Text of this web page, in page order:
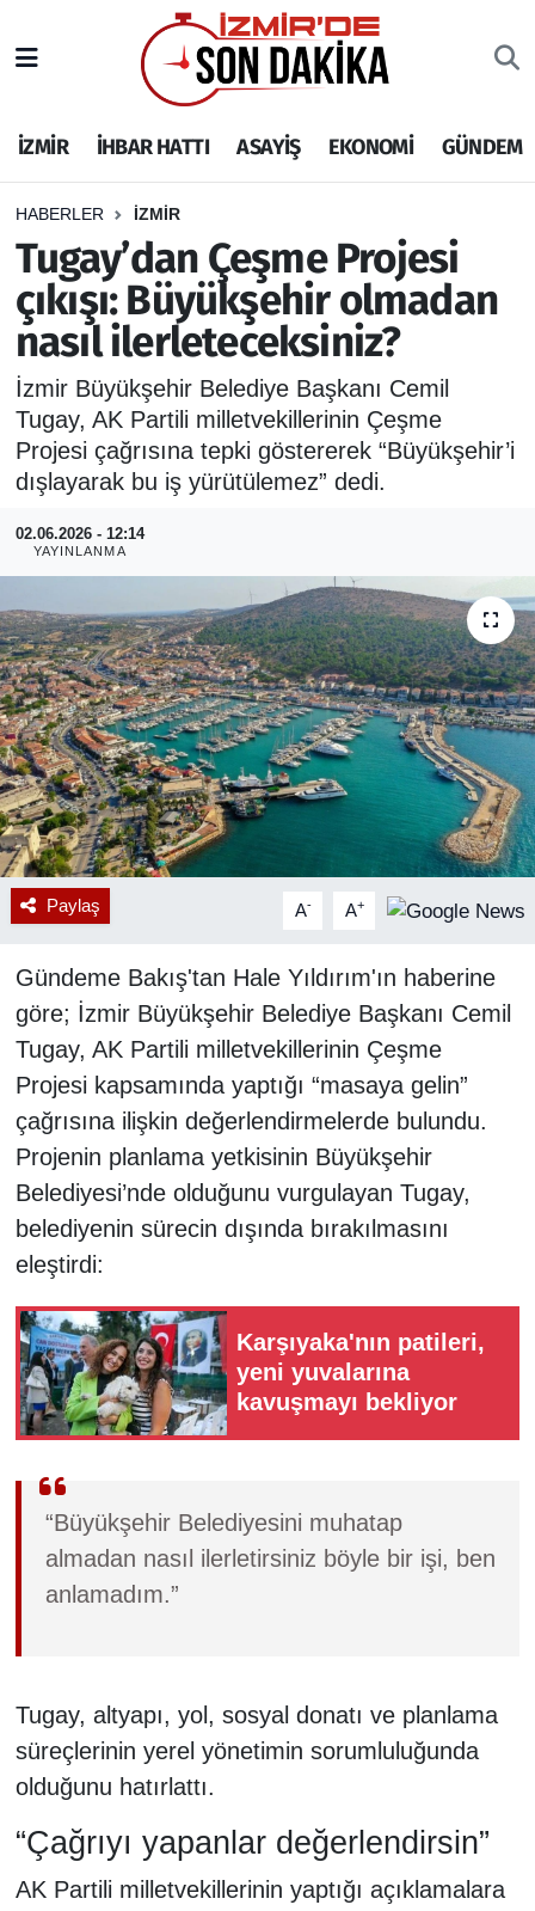
İZMİR İHBAR HATTI ASAYİŞ EKONOMİ GÜNDEM
HABERLER İZMİR
Tugay’dan Çeşme Projesi
çıkışı: Büyükşehir olmadan
nasıl ilerleteceksiniz?
İzmir Büyükşehir Belediye Başkanı Cemil
Tugay, AK Partili milletvekillerinin Çeşme
Projesi çağrısına tepki göstererek “Büyükşehir’i
dışlayarak bu iş yürütülemez” dedi.
02.06.2026 - 12:14
YAYINLANMA
Paylaş A- A+
Gündeme Bakış'tan Hale Yıldırım'ın haberine
göre; İzmir Büyükşehir Belediye Başkanı Cemil
Tugay, AK Partili milletvekillerinin Çeşme
Projesi kapsamında yaptığı “masaya gelin”
çağrısına ilişkin değerlendirmelerde bulundu.
Projenin planlama yetkisinin Büyükşehir
Belediyesi’nde olduğunu vurgulayan Tugay,
belediyenin sürecin dışında bırakılmasını
eleştirdi:
Karşıyaka'nın patileri,
yeni yuvalarına
kavuşmayı bekliyor
“Büyükşehir Belediyesini muhatap
almadan nasıl ilerletirsiniz böyle bir işi, ben
anlamadım.”
Tugay, altyapı, yol, sosyal donatı ve planlama
süreçlerinin yerel yönetimin sorumluluğunda
olduğunu hatırlattı.
“Çağrıyı yapanlar değerlendirsin”
AK Partili milletvekillerinin yaptığı açıklamalara
İHBAR HATTI
DEPREM
GENEL
EKONOMİ
SİYASET
SPOR
RESMİ REKLAM
İzmir Nöbetçi Eczaneler
İzmir Hava Durumu
İzmir Namaz Vakitleri
İzmir Trafik Yoğunluk Haritası
Puan Durumu ve Fikstür
Tüm Manşetler
Son Dakika Haberleri